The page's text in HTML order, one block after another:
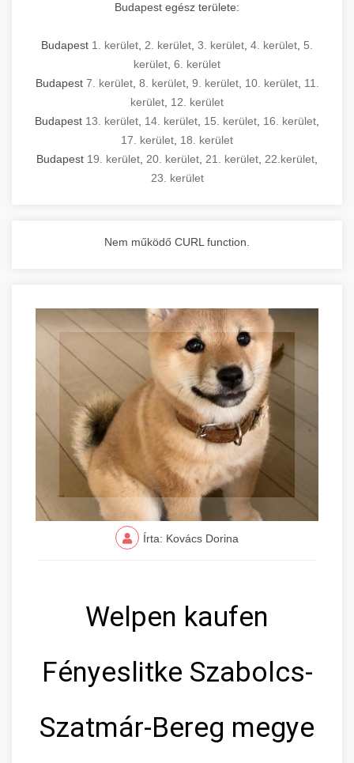
Budapest egész területe:
Budapest 1. kerület 2. kerület 3. kerület 4. kerület 5.
kerület 6. kerület
Budapest 7. kerület, 8. kerület, 9. kerület, 10. kerület, 11.
kerület 12. kerület
Budapest 13. kerület 14. kerület 15. kerület 16. kerület
17. kerület 18. kerület
Budapest 19. kerület 20. kerület 21. kerület 22.kerület
23. kerület
Nem működő CURL function.
Írta: Kovács Dorina
Welpen kaufen
Fényeslitke Szabolcs-
Szatmár-Bereg megye